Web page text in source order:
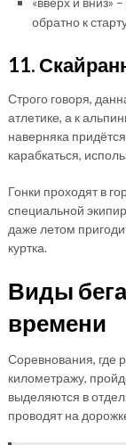
обратно к
11.
Строго говоря,
атлетике, а к
наверняка
карабкаться,
Гонки проходят в
специальной
даже летом
куртка.
Виды
времени
Соревнования, где
километражу,
выделяются в
проводят на